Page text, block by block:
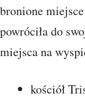
bronione
powróciła do
miejsca na
kościół